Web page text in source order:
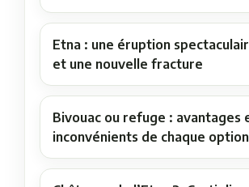
Etna : une éruption
et une nouvelle fracture
Bivouac ou refuge : avantages
inconvénients de chaque option